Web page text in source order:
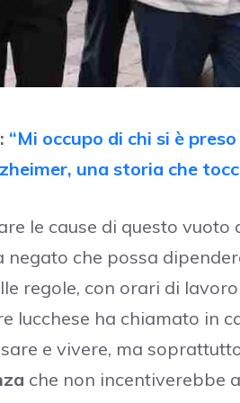
“Mi occupo di chi si è
una storia che
le cause di questo
negato che possa
regole, con orari di
lucchese ha chiamato in
e vivere, ma
che non incentiverebbe